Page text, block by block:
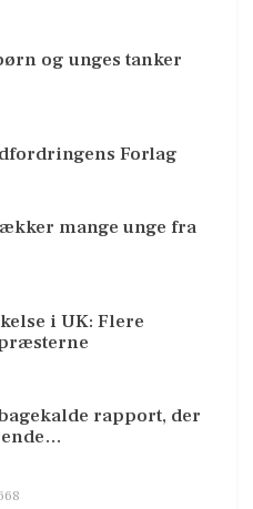
og unges tanker
Forlag
mange unge fra
i UK: Flere
rapport, der